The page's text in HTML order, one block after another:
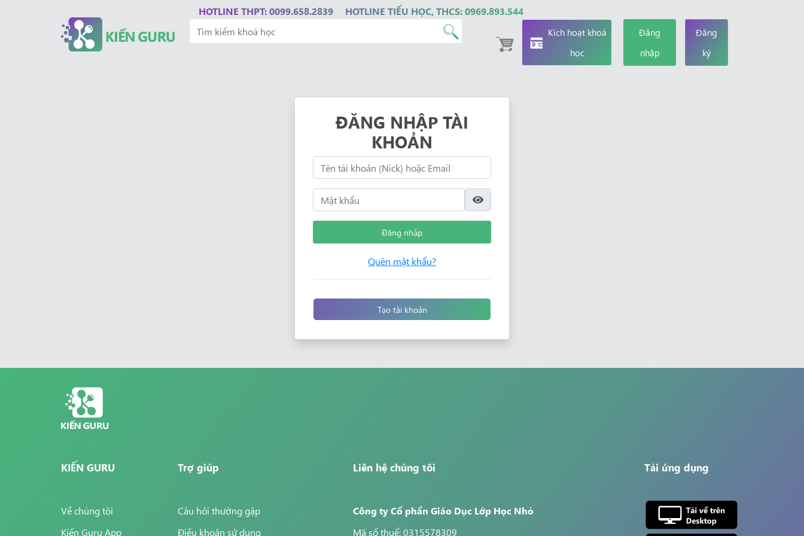
HOTLINE THPT: 0099.658.2839 HOTLINE TIỂU HỌC, THCS: 0969.893.544
Kích hoạt khoá
học
Đăng
nhập
Đăng
ký
ĐĂNG NHẬP TÀI
KHOẢN
Đăng nhập
Quên mật khẩu?
Tạo tài khoản
KIẾN GURU
Về chúng tôi
Kiến Guru App
Trợ giúp
Câu hỏi thường gặp
Điều khoản sử dụng
Liên hệ chúng tôi
Công ty Cổ phần Giáo Dục Lớp Học Nhỏ
Mã số thuế: 0315578309
Tải ứng dụng